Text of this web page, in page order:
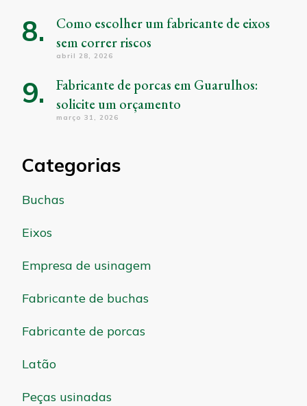
Como escolher um fabricante de eixos
sem correr riscos
abril 28, 2026
Fabricante de porcas em Guarulhos:
solicite um orçamento
março 31, 2026
Categorias
Buchas
Eixos
Empresa de usinagem
Fabricante de buchas
Fabricante de porcas
Latão
Peças usinadas